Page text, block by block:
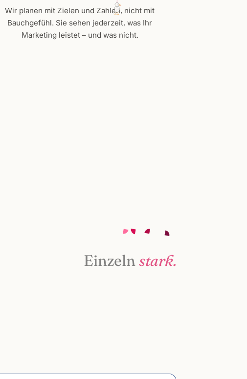
Wir planen mit Zielen und Zahlen, nicht mit
Bauchgefühl. Sie sehen jederzeit, was Ihr
Marketing leistet – und was nicht.
Einzelnstark.